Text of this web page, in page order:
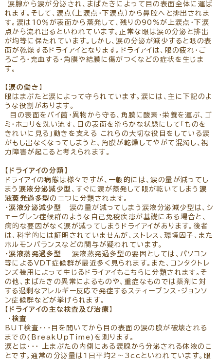
涙腺から涙が分泌され、まばたきによって目の表面全体に運ば
れます。そして、涙点（上涙点・下涙点）から鼻腔へと排出されま
す。涙は10％が表面から蒸発して、残りの90%が上涙点・下涙
点から流れ出るといわれています。正常な眼は涙の分泌と排出
が均等に保たれています。しかし、涙の分泌が減少すると眼の表
面が乾燥するドライアイとなります。ドライアイは、眼の疲れ・ご
ろごろ・充血する・角膜や結膜に傷がつくなどの症状を生じま
す。
【涙の働き 】
眼はまぶたと涙によって守られています。涙には、主に下記のよ
うな役割があります。
目の表面をバイ菌・異物から守る、角膜に酸素・栄養を運ぶ、ゴ
ミ・ホコリを洗い流す、目の表面を滑らかな状態にして「ものを
きれいに見る」動きを支える これらの大切な役目をしている涙
がもし出なくなってしまうと、角膜が乾燥してやがて混濁し、視
力障害が起こると考えられます。
【ドライアイの分類 】
ドライアイの病態は様々ですが、一般的には、涙の量が減ってし
まう 涙液分泌減少型 、すぐに涙が蒸発して眼が乾いてしまう 涙
液蒸発過多型の二つに分類されます。
・涙液分泌減少型
涙の量が減ってしまう涙液分泌減少型は、シ
ェーグレン症候群のような自己免疫疾患が基礎にある場合と、
病的な要因がなく涙が減ってしまうドライアイがあります。後者
は、科学的には証明されていませんが、ストレス、環境因子、また
ホルモンバランスなどの関与が疑われています。
・涙液蒸発過多型
涙液蒸発過多型の要因としては、パソコン
等によるVDT症候群が最近多く見られます。また、コンタクトレ
ンズ装用によって生じるドライアイもこちらに分類されます。そ
の他、まばたきの異常によるものや、重症なものでは薬剤に対
する過剰なアレルギー反応で発症するスティーブンス・ジョンソ
ン症候群などが挙げられます。
【ドライアイの主な検査及び治療 】
・ 検査
BUT検査・・・目を開いてから目の表面の涙の膜が破壊される
までの(BreakUpTime)を測ります。
涙とは・・・ 上まぶたの内側にある涙腺から分泌される体液のこ
とです。通常の分泌量は1日平均2～3ccといわれています。眼